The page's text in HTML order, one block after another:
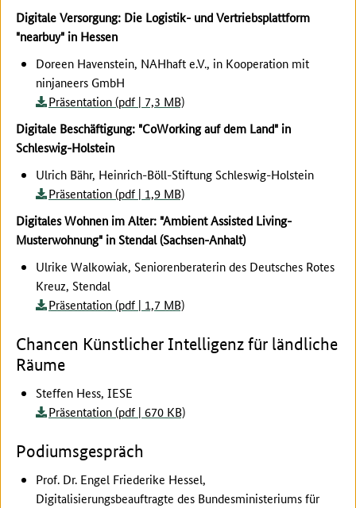
Digitale Versorgung: Die Logistik- und Vertriebsplattform
"nearbuy" in Hessen
Doreen Havenstein, NAHhaft e.V., in Kooperation mit
ninjaneers GmbH
Präsentation (pdf | 7,3 MB)
Digitale Beschäftigung: "CoWorking auf dem Land" in
Schleswig-Holstein
Ulrich Bähr, Heinrich-Böll-Stiftung Schleswig-Holstein
Präsentation (pdf | 1,9 MB)
Digitales Wohnen im Alter: "Ambient Assisted Living-
Musterwohnung" in Stendal (Sachsen-Anhalt)
Ulrike Walkowiak, Seniorenberaterin des Deutsches Rotes
Kreuz, Stendal
Präsentation (pdf | 1,7 MB)
Chancen Künstlicher Intelligenz für ländliche
Räume
Steffen Hess, IESE
Präsentation (pdf | 670 KB)
Podiumsgespräch
Prof. Dr. Engel Friederike Hessel,
Digitalisierungsbeauftragte des Bundesministeriums für